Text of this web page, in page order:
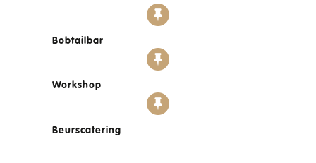
Bobtailbar
Workshop
Beurscatering